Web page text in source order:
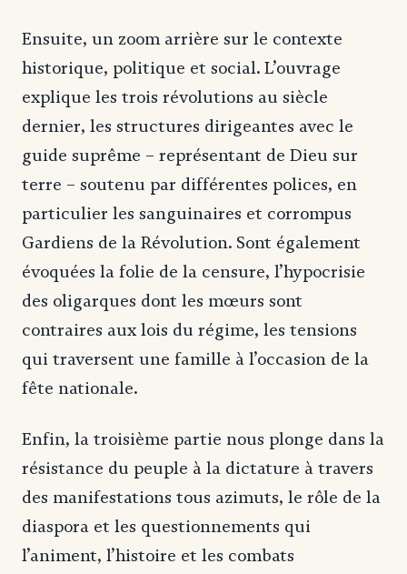
Ensuite, un zoom arrière sur le contexte
historique, politique et social. L’ouvrage
explique les trois révolutions au siècle
dernier, les structures dirigeantes avec le
guide suprême – représentant de Dieu sur
terre – soutenu par différentes polices, en
particulier les sanguinaires et corrompus
Gardiens de la Révolution. Sont également
évoquées la folie de la censure, l’hypocrisie
des oligarques dont les mœurs sont
contraires aux lois du régime, les tensions
qui traversent une famille à l’occasion de la
fête nationale.
Enfin, la troisième partie nous plonge dans la
résistance du peuple à la dictature à travers
des manifestations tous azimuts, le rôle de la
diaspora et les questionnements qui
l’animent, l’histoire et les combats